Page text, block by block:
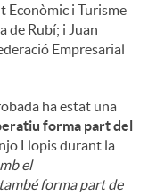
Econòmic i Turisme
de Rubí; i Juan
Empresarial
ha estat una
forma part del
Llopis durant la
el
forma part de